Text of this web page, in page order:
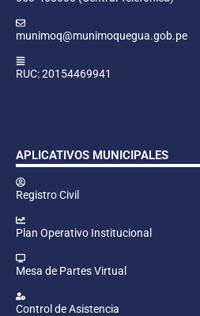
munimoq@munimoquegua.gob.pe
RUC: 20154469941
APLICATIVOS MUNICIPALES
Registro Civil
Plan Operativo Institucional
Mesa de Partes Virtual
Control de Asistencia